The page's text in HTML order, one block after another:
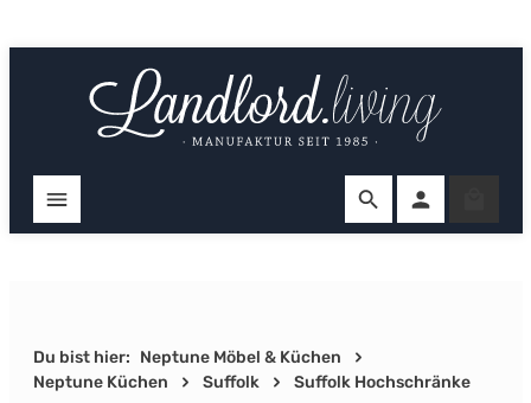
Du bist hier: Neptune Möbel & Küchen
Neptune Küchen
Suffolk Suffolk Hochschränke